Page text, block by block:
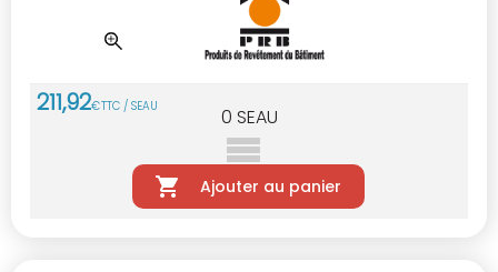
211,92€TTC / SEAU 0 SEAU
Ajouter au panier